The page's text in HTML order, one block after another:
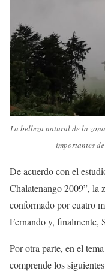
La belleza natural de la
importantes
De acuerdo con el
Chalatenango 2009”, la
conformado por cuatro
Fernando y, finalmente,
Por otra parte, en el
comprende los